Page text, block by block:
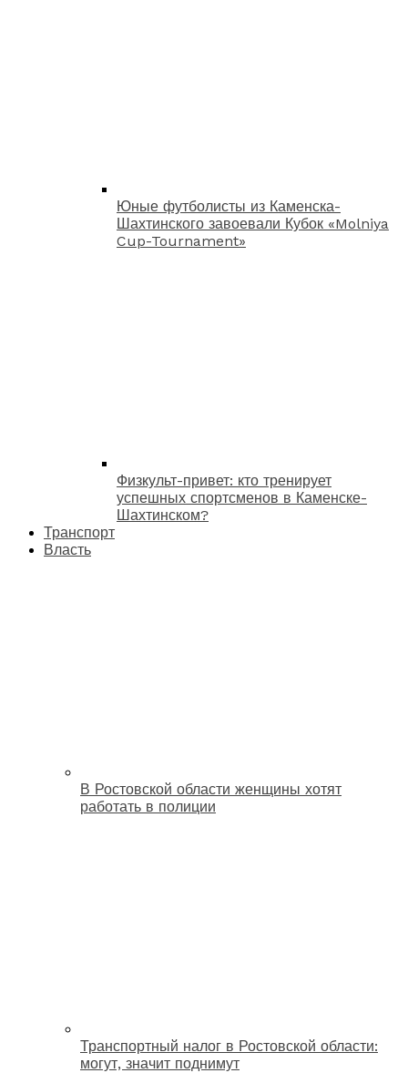
Юные футболисты из Каменска-
Шахтинского завоевали Кубок «Molniya
Cup-Tournament»
Физкульт-привет: кто тренирует
успешных спортсменов в Каменске-
Шахтинском?
Транспорт
Власть
В Ростовской области женщины хотят
работать в полиции
Транспортный налог в Ростовской области:
могут, значит поднимут